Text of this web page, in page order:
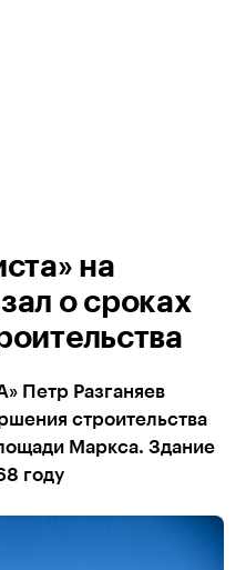
на
о сроках
Петр Разганяев
строительства
Маркса. Здание
году